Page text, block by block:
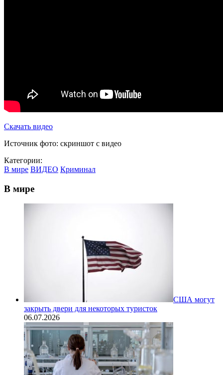
Скачать видео
Источник фото: скриншот с видео
Категории:
В мире ВИДЕО Криминал
В мире
США могут
закрыть двери для некоторых туристок
06.07.2026